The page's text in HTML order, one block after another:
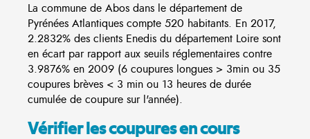
La commune de Abos dans le département de
Pyrénées Atlantiques compte 520 habitants. En 2017,
2.2832% des clients Enedis du département Loire sont
en écart par rapport aux seuils réglementaires contre
3.9876% en 2009 (6 coupures longues > 3min ou 35
coupures brèves < 3 min ou 13 heures de durée
cumulée de coupure sur l'année).
Vérifier les coupures en cours